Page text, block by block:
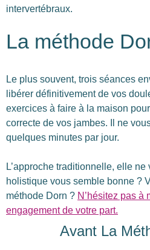
intervertébraux.
La méthode
Le plus souvent, trois séances
libérer définitivement de vos
exercices à faire à la maison
correcte de vos jambes. Il ne
quelques minutes par jour.
L’approche traditionnelle, elle
holistique vous semble bonne ?
méthode Dorn ? N’hésitez pas à
engagement de votre part.
Avant La